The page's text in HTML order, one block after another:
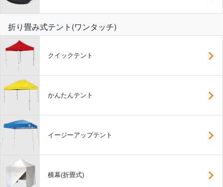
折り畳み式テント(ワンタッチ)
クイックテント
かんたんテント
イージーアップテント
横幕(折畳式)